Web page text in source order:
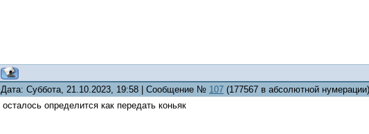
Дата: Суббота, 21.10.2023, 19:58 | Сообщение № 107 (177567 в абсолютной нумерации)
осталось определится как передать коньяк